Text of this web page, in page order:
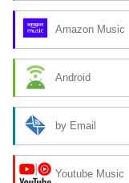
Amazon Music
Android
by Email
Youtube Music